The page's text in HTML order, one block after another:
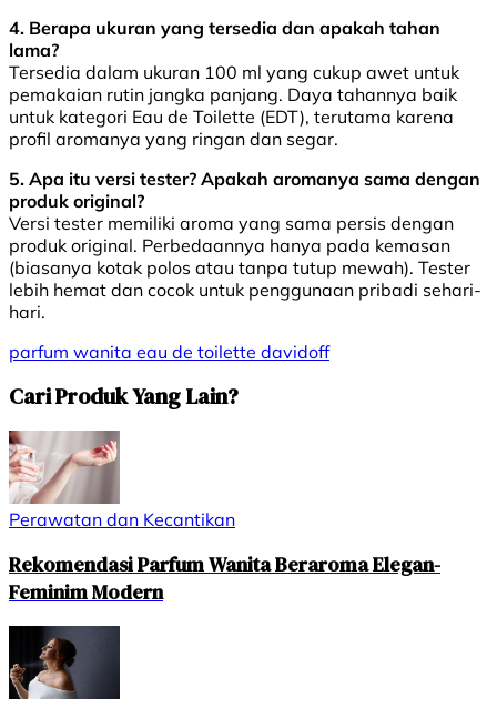
4. Berapa ukuran yang tersedia dan apakah tahan
lama?
Tersedia dalam ukuran 100 ml yang cukup awet untuk
pemakaian rutin jangka panjang. Daya tahannya baik
untuk kategori Eau de Toilette (EDT), terutama karena
profil aromanya yang ringan dan segar.
5. Apa itu versi tester? Apakah aromanya sama dengan
produk original?
Versi tester memiliki aroma yang sama persis dengan
produk original. Perbedaannya hanya pada kemasan
(biasanya kotak polos atau tanpa tutup mewah). Tester
lebih hemat dan cocok untuk penggunaan pribadi sehari-
hari.
parfum wanita eau de toilette davidoff
Cari Produk Yang Lain?
Perawatan dan Kecantikan
Rekomendasi Parfum Wanita Beraroma Elegan-
Feminim Modern